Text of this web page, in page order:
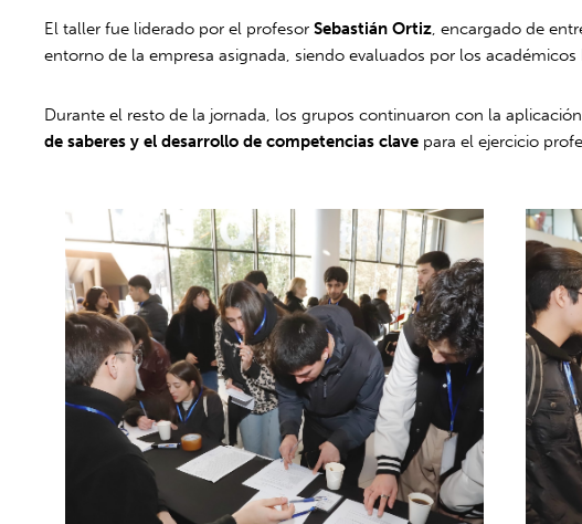
El taller fue liderado por el profesorSebastián Ortiz, encargado de
entorno de la empresa asignada, siendo evaluados por los académicos
Durante el resto de la jornada, los grupos continuaron con la
de saberes y el desarrollo de competencias clave para el ejercicio